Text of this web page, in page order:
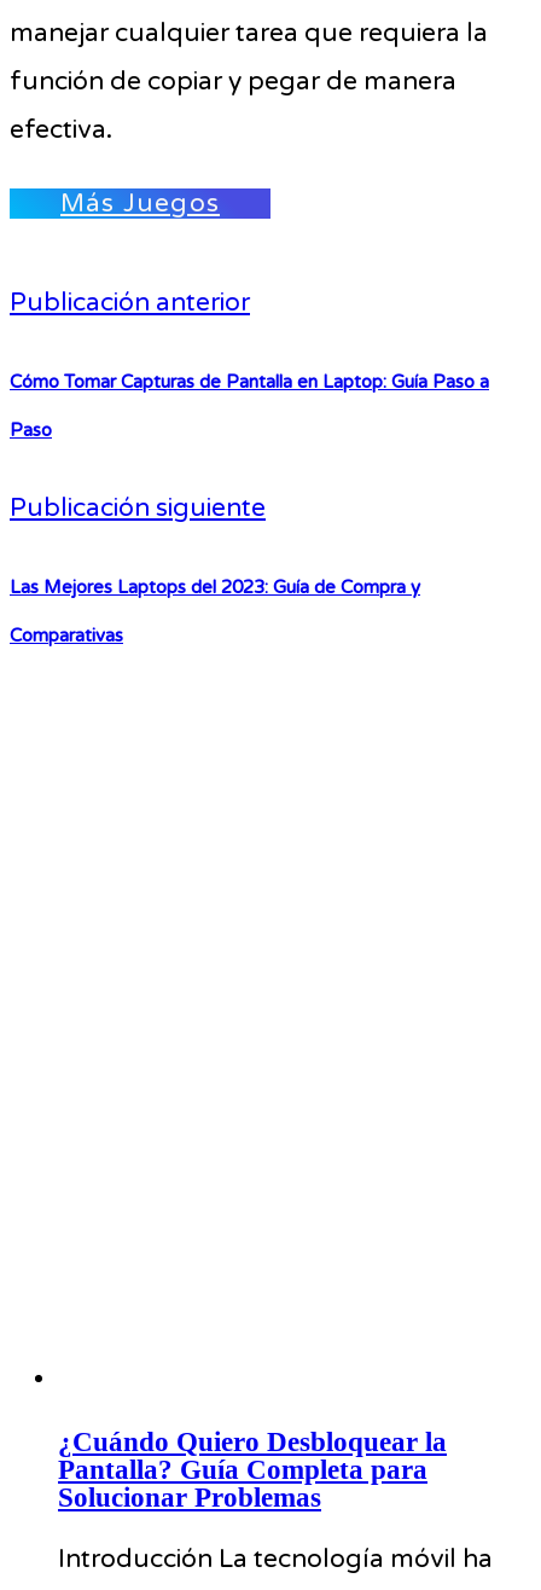
manejar cualquier tarea que requiera la
función de copiar y pegar de manera
efectiva.
Más Juegos
Publicación anterior
Cómo Tomar Capturas de Pantalla en Laptop: Guía Paso a
Paso
Publicación siguiente
Las Mejores Laptops del 2023: Guía de Compra y
Comparativas
¿Cuándo Quiero Desbloquear la
Pantalla? Guía Completa para
Solucionar Problemas
Introducción La tecnología móvil ha